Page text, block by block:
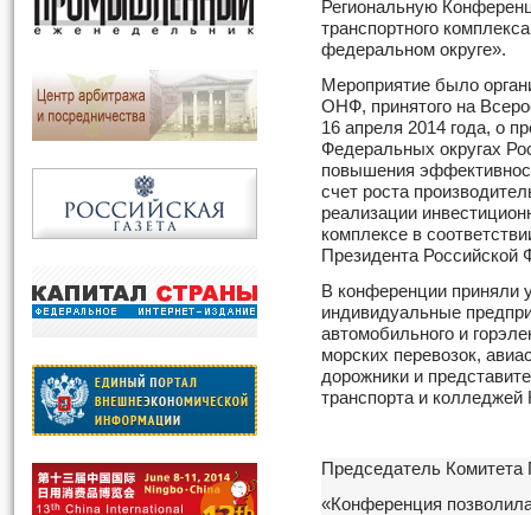
Региональную
транспортного
федеральном округе».
Мероприятие было
ОНФ, принятого на
16 апреля 2014 года, о
Федеральных округах
повышения
счет роста
реализации
комплексе в
Президента
В конференции приняли
индивидуальные
автомобильного и
морских перевозок,
дорожники и
транспорта и колледжей
Председатель Комитета
«Конференция